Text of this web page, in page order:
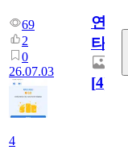
69
2
0
26.07.03
4
연
타
[4]